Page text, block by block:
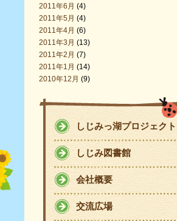
2011年6月 (4)
2011年5月 (4)
2011年4月 (6)
2011年3月 (13)
2011年2月 (7)
2011年1月 (14)
2010年12月 (9)
しじみっ湖プロジェクト
しじみ図書館
会社概要
交流広場